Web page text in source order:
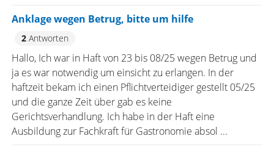
Anklage wegen Betrug, bitte um hilfe
2Antworten
Hallo, Ich war in Haft von 23 bis 08/25 wegen Betrug und
ja es war notwendig um einsicht zu erlangen. In der
haftzeit bekam ich einen Pflichtverteidiger gestellt 05/25
und die ganze Zeit über gab es keine
Gerichtsverhandlung. Ich habe in der Haft eine
Ausbildung zur Fachkraft für Gastronomie absol ...